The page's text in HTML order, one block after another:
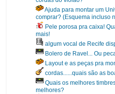
Ajuda para montar um
comprar? (Esquema incluso
Pele porosa pra caixa!
mais!
algum vocal de Recife
Bolero de Ravel... Ou
Layout e as peças pra
cordas......quais são as
Quais os melhores
melhores?